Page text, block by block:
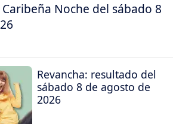
Noche del sábado 8
Revancha: resultado del
sábado 8 de agosto de
2026